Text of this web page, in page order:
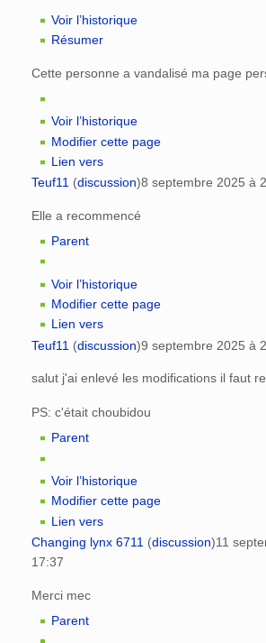
Voir l’historique
Résumer
Cette personne a vandalisé ma page
Voir l’historique
Modifier cette page
Lien vers
Teuf11 (discussion)8 septembre 2025 à
Elle a recommencé
Parent
Voir l’historique
Modifier cette page
Lien vers
Teuf11 (discussion)9 septembre 2025 à
salut j'ai enlevé les modifications il faut
PS: c'était choubidou
Parent
Voir l’historique
Modifier cette page
Lien vers
Changing lynx 6711 (discussion)11
17:37
Merci mec
Parent